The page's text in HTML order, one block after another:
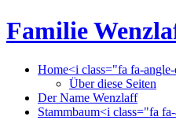
Familie
Home<i class="fa fa-
Über diese Seiten
Der Name Wenzlaff
Stammbaum<i class="fa